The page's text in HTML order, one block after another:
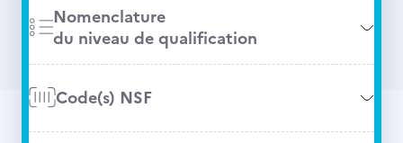
Nomenclature
du niveau de qualification
Code(s) NSF